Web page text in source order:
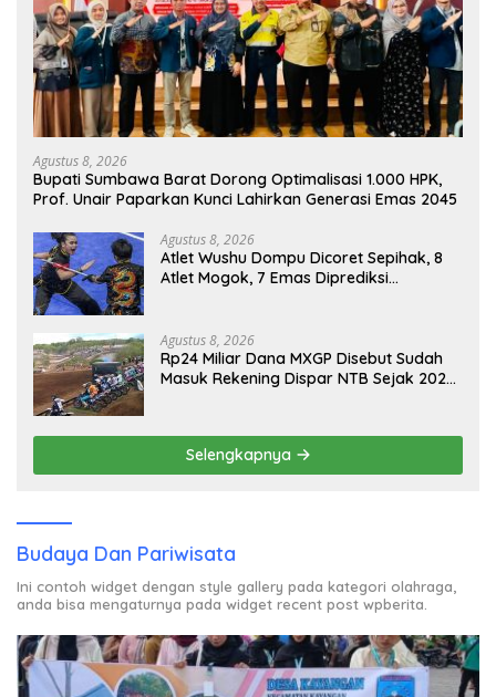
Agustus 8, 2026
Bupati Sumbawa Barat Dorong Optimalisasi 1.000 HPK,
Prof. Unair Paparkan Kunci Lahirkan Generasi Emas 2045
Agustus 8, 2026
Atlet Wushu Dompu Dicoret Sepihak, 8
Atlet Mogok, 7 Emas Diprediksi
Agustus 8, 2026
Rp24 Miliar Dana MXGP Disebut Sudah
Masuk Rekening Dispar NTB Sejak 2024,
Selengkapnya
Budaya Dan Pariwisata
Ini contoh widget dengan style gallery pada kategori olahraga,
anda bisa mengaturnya pada widget recent post wpberita.